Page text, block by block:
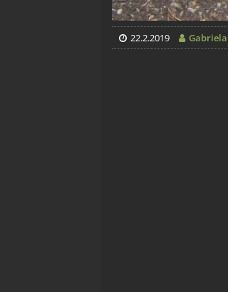
22.2.2019